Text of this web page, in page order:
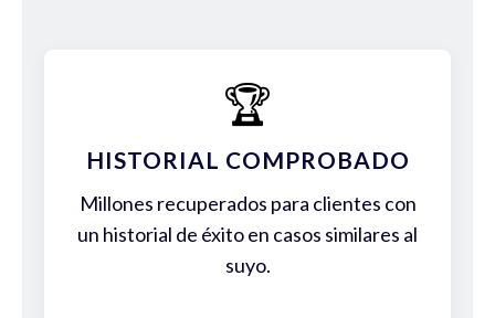
🏆
HISTORIAL COMPROBADO
Millones recuperados para clientes con
un historial de éxito en casos similares al
suyo.